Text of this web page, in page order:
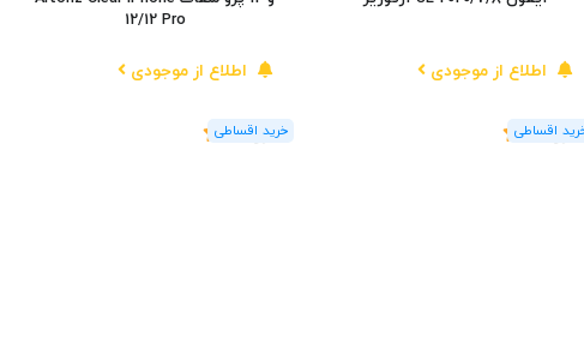
اطلاع از موجودی
(1رای)
5
12/12 Pro
اطلاع از موجودی
(1رای)
5